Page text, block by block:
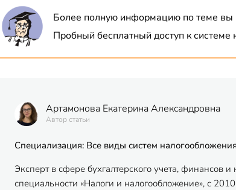
Более полную информацию по теме вы
Пробный бесплатный доступ к системе
Артамонова Екатерина Александровна
Автор статьи
Специализация: Все виды систем
Эксперт в сфере бухгалтерского учета, финансов
специальности «Налоги и налогообложение», с